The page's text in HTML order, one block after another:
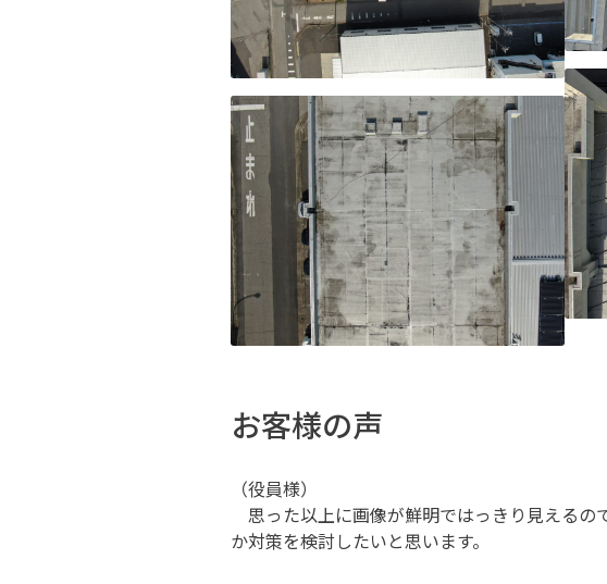
お客様の声
（役員様）
思った以上に画像が鮮明ではっきり見えるの
か対策を検討したいと思います。